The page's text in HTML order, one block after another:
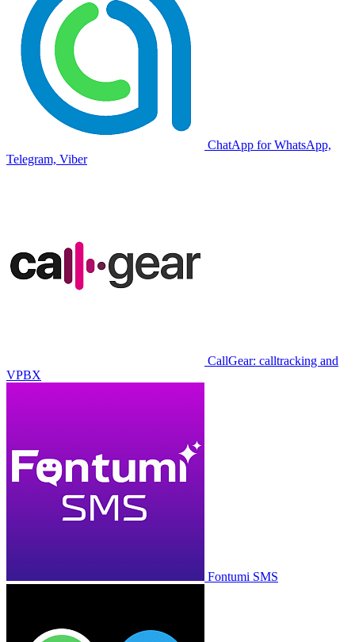
ChatApp for WhatsApp,
Telegram, Viber
CallGear: calltracking and
VPBX
Fontumi SMS